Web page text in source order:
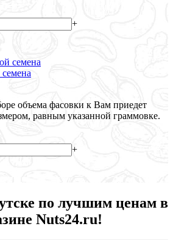
+
объема фасовки к Вам приедет
равным указанной граммовке.
+
по лучшим ценам в
Nuts24.ru!